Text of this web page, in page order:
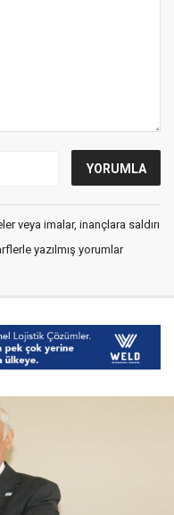
veya imalar, inançlara saldırı
yazılmış yorumlar